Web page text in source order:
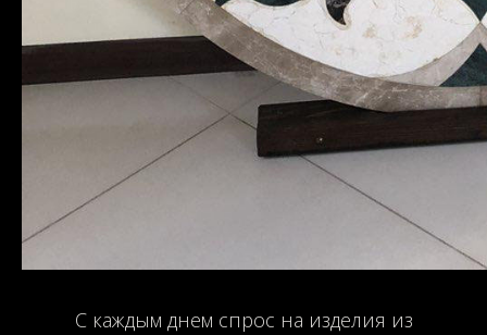
С каждым днем спрос на изделия из